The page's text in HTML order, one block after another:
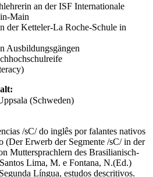
an der ISF Internationale
Main
der Ketteler-La Roche-Schule in
Ausbildungsgängen
(Schweden)
/sC/ do inglês por falantes nativos
(Der Erwerb der Segmente /sC/ in der
Muttersprachlern des Brasilianisch-
Lima, M. e Fontana, N.(Ed.)
Língua, estudos descritivos.